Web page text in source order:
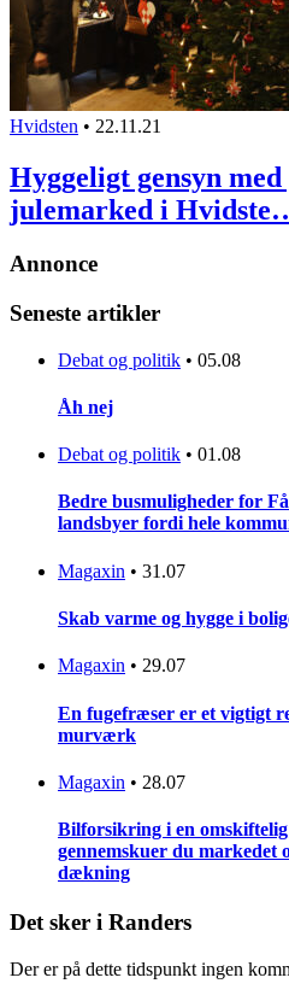
Hvidsten • 22.11.21
Hyggeligt gensyn med
julemarked i
Annonce
Seneste artikler
Debat og politik • 05.08
Åh nej
Debat og politik • 01.08
Bedre busmuligheder for
landsbyer fordi hele
Magaxin • 31.07
Skab varme og hygge i
Magaxin • 29.07
En fugefræser er et vigtigt
murværk
Magaxin • 28.07
Bilforsikring i en
gennemskuer du markedet
dækning
Det sker i Randers
Der er på dette tidspunkt ingen